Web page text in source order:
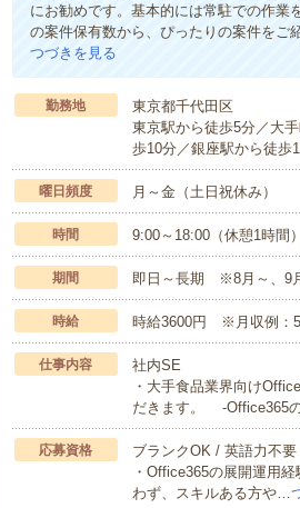
にお勧めです。基本的には常駐での作業
の案件保有数から、ぴったりの案件を
つづきを見る
勤務地
東京都千代田区
東京駅から徒歩5分／大
歩10分／銀座駅から徒歩
曜日頻度 月～金（土日祝休み）
時間 9:00～18:00（休憩1時
期間 即日～長期 ※8月～、9
時給 時給3600円 ※月収例：
仕事内容
社内SE
・大手食品業界向け
だきます。 -Office365
応募資格
ブランクOK / 英語力不要
・Office365の展開運用
わず、スキルある方や…